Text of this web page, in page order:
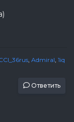
, Admiral, 1iq
Ответить